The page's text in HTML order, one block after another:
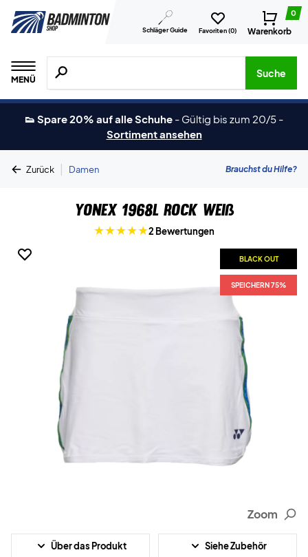
Schläger Guide Favoriten (0)
0
Warenkorb
MENÜ
Suche nach Produkten, Marken usw.
Suche
👟 Spare 20% auf alle Schuhe - Gültig bis zum 20/5 -
Sortiment ansehen
Zurück | Damen Brauchst du Hilfe?
Yonex 1968L Rock Weiß
2 Bewertungen
BLACK OUT
SPEICHERN 75%
Zoom
Über das Produkt Siehe Zubehör